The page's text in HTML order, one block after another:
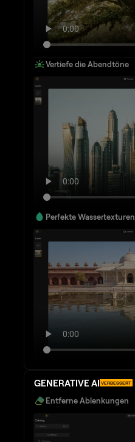
Vertiefe die Abendtöne
Perfekte Wassertexturen
GENERATIVE AI VERBESSERT
Entferne Ablenkungen